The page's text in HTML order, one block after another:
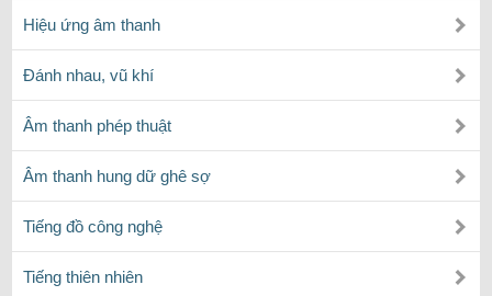
Hiệu ứng âm thanh
Đánh nhau, vũ khí
Âm thanh phép thuật
Âm thanh hung dữ ghê sợ
Tiếng đồ công nghệ
Tiếng thiên nhiên